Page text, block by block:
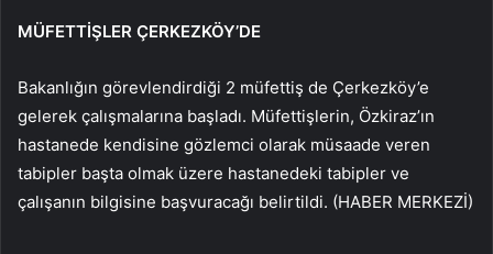
MÜFETTİŞLER ÇERKEZKÖY’DE
Bakanlığın görevlendirdiği 2 müfettiş de Çerkezköy’e
gelerek çalışmalarına başladı. Müfettişlerin, Özkiraz’ın
hastanede kendisine gözlemci olarak müsaade veren
tabipler başta olmak üzere hastanedeki tabipler ve
çalışanın bilgisine başvuracağı belirtildi. (HABER MERKEZİ)